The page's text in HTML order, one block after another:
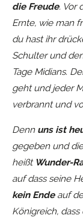
die Freude. Vor
Ernte, wie man
du hast ihr
Schulter und
Tage Midians.
geht und jeder
verbrannt und
Denn uns ist
gegeben und
heißt Wunder-
auf dass seine
kein Endeauf
Königreich, dass